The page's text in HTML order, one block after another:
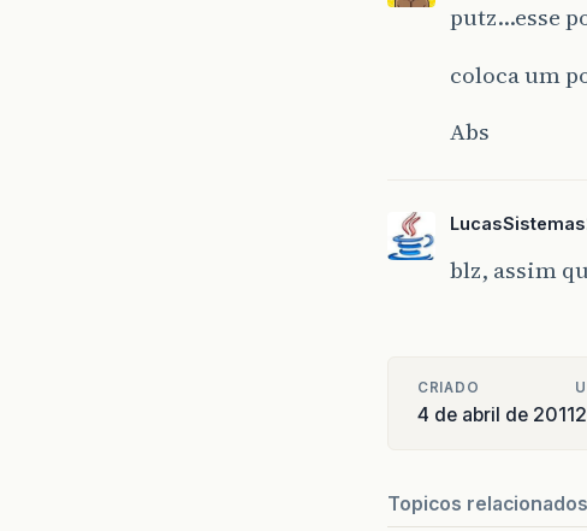
putz…esse
coloca um
Abs
blz, assim
CRIADO
4 de abril de 2011
Topicos relacionados